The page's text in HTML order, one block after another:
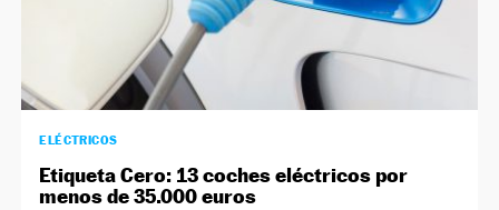
ELÉCTRICOS
Etiqueta Cero: 13 coches eléctricos por
menos de 35.000 euros